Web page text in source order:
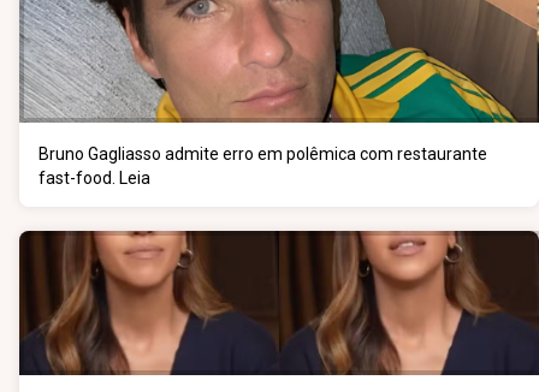
Bruno Gagliasso admite erro em polêmica com restaurante
fast-food. Leia